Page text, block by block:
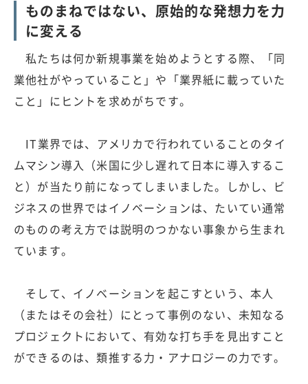
ものまねではない、原始的な発想力を力
に変える
私たちは何か新規事業を始めようとする際、「同
業他社がやっていること」や「業界紙に載っていた
こと」にヒントを求めがちです。
IT業界では、アメリカで行われていることのタイ
ムマシン導入（米国に少し遅れて日本に導入するこ
と）が当たり前になってしまいました。しかし、ビ
ジネスの世界ではイノベーションは、たいてい通常
のものの考え方では説明のつかない事象から生まれ
ています。
そして、イノベーションを起こすという、本人
（またはその会社）にとって事例のない、未知なる
プロジェクトにおいて、有効な打ち手を見出すこと
ができるのは、類推する力・アナロジーの力です。